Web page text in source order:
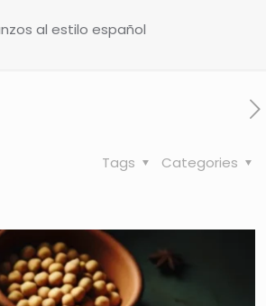
al estilo español
Categories
Tags